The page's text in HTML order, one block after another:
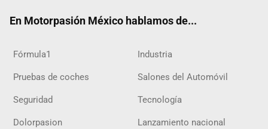
En Motorpasión México hablamos de...
Fórmula1 Industria
Pruebas de coches Salones del Automóvil
Seguridad Tecnología
Dolorpasion Lanzamiento nacional